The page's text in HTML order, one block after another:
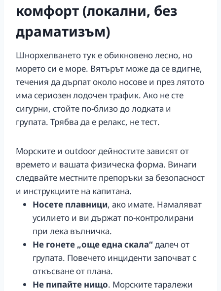
комфорт (локални, без
драматизъм)
Шнорхелването тук е обикновено лесно, но
морето си е море. Вятърът може да се вдигне,
течения да дърпат около носове и през лятото
има сериозен лодочен трафик. Ако не сте
сигурни, стойте по-близо до лодката и
групата. Трябва да е релакс, не тест.
Морските и outdoor дейностите зависят от
времето и вашата физическа форма. Винаги
следвайте местните препоръки за безопасност
и инструкциите на капитана.
Носете плавници, ако имате. Намаляват
усилието и ви държат по-контролирани
при лека вълничка.
Не гонете „още една скала“далеч от
групата. Повечето инциденти започват с
откъсване от плана.
Не пипайте нищо. Морските таралежи